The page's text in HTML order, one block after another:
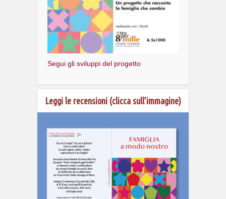
Segui gli sviluppi del progetto
Leggi le recensioni (clicca sull’immagine)